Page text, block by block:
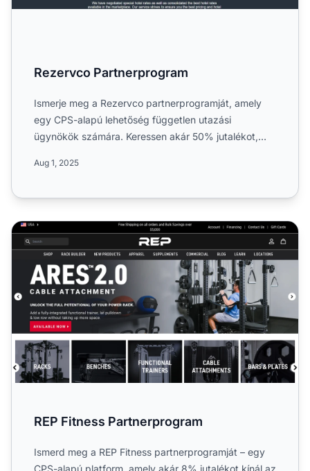
Rezervco Partnerprogram
Ismerje meg a Rezervco partnerprogramját, amely
egy CPS-alapú lehetőség független utazási
ügynökök számára. Keressen akár 50% jutalékot,
Aug 1, 2025
REP Fitness Partnerprogram
REP Fitness Partnerprogram
Ismerd meg a REP Fitness partnerprogramját – egy
CPS-alapú platform, amely akár 8% jutalékot kínál az